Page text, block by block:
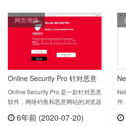
网页增强
Online Security Pro 针对恶意
软件恶意网站和网络钓鱼的浏
览器安全插件
Online Security Pro 是一款针对恶意
软件，网络钓鱼和恶意网站的浏览器
保护，保护您自己，您的家人和您的
6年前 (2020-07-20)
件
址